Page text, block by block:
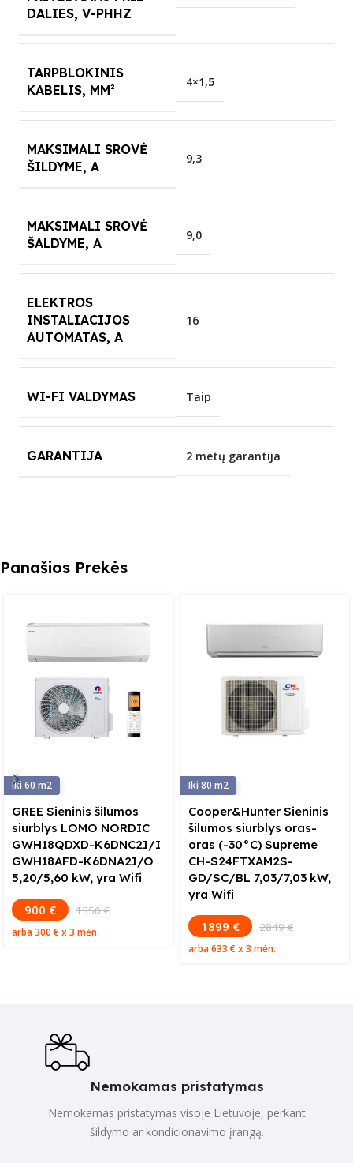
DALIES, V-PHHZ
TARPBLOKINIS
KABELIS, MM²
4×1,5
MAKSIMALI SROVĖ
ŠILDYME, A
9,3
MAKSIMALI SROVĖ
ŠALDYME, A
9,0
ELEKTROS
INSTALIACIJOS
AUTOMATAS, A
16
WI-FI VALDYMAS Taip
GARANTIJA 2 metų garantija
Panašios Prekės
60
GREE Sieninis šilumos
siurblys LOMO NORDIC
GWH18QDXD-K6DNC2I/I
GWH18AFD-K6DNA2I/O
5,20/5,60 kW, yra Wifi
900 € 1350 €
arba300 €x 3 mėn.
80
Cooper&Hunter Sieninis
šilumos siurblys oras-
oras (-30°C) Supreme
CH-S24FTXAM2S-
GD/SC/BL 7,03/7,03 kW,
yra Wifi
1899 € 2849 €
arba633 €x 3 mėn.
Nemokamas pristatymas
Nemokamas pristatymas visoje Lietuvoje, perkant
šildymo ar kondicionavimo įrangą.